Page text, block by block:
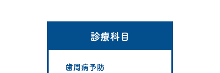
診療科目
歯周病予防